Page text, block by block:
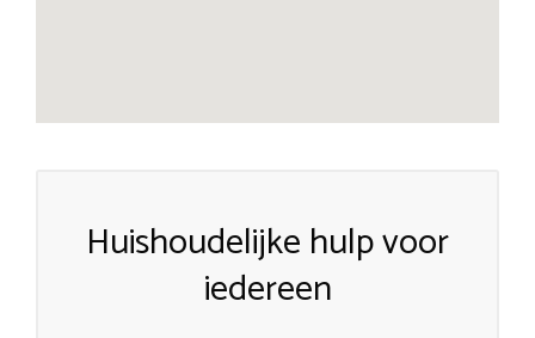
Huishoudelijke hulp voor
iedereen